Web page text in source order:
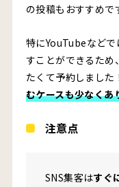
の投稿もおすすめで
特にYouTubeなど
すことができるため
たくて予約しました
むケースも少なくあ
注意点
SNS集客はすぐ